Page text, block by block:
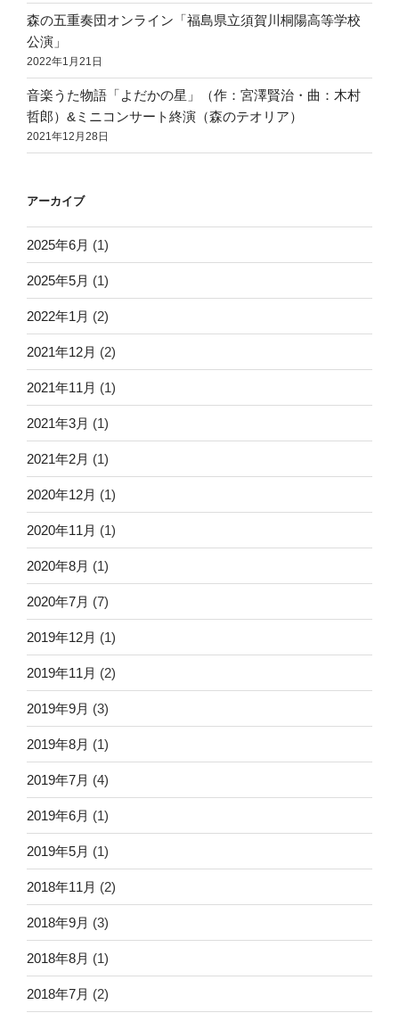
森の五重奏団オンライン「福島県立須賀川桐陽高等学校
公演」
2022年1月21日
音楽うた物語「よだかの星」（作：宮澤賢治・曲：木村
哲郎）&ミニコンサート終演（森のテオリア）
2021年12月28日
アーカイブ
2025年6月 (1)
2025年5月 (1)
2022年1月 (2)
2021年12月 (2)
2021年11月 (1)
2021年3月 (1)
2021年2月 (1)
2020年12月 (1)
2020年11月 (1)
2020年8月 (1)
2020年7月 (7)
2019年12月 (1)
2019年11月 (2)
2019年9月 (3)
2019年8月 (1)
2019年7月 (4)
2019年6月 (1)
2019年5月 (1)
2018年11月 (2)
2018年9月 (3)
2018年8月 (1)
2018年7月 (2)